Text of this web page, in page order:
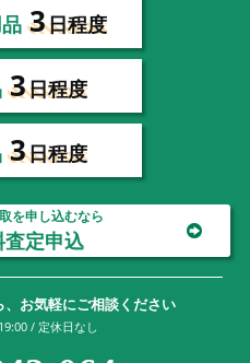
3日程度
3日程度
3日程度
を申し込むなら
定申込
お気軽にご相談ください
/ 定休日なし